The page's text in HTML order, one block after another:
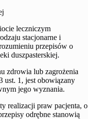
leczniczym
stacjonarne i
przepisów o
duszpasterskiej.
zdrowia lub zagrożenia
ust. 1, jest obowiązany
jego wyznania.
realizacji praw pacjenta, o
odrębne stanowią